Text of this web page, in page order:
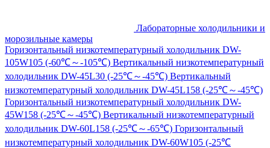
Лабораторные холодильники и
морозильные камеры
Горизонтальный низкотемпературный холодильник DW-
105W105 (-60℃～-105℃) Вертикальный низкотемпературный
холодильник DW-45L30 (-25℃～-45℃) Вертикальный
низкотемпературный холодильник DW-45L158 (-25℃～-45℃)
Горизонтальный низкотемпературный холодильник DW-
45W158 (-25℃～-45℃) Вертикальный низкотемпературный
холодильник DW-60L158 (-25℃～-65℃) Горизонтальный
низкотемпературный холодильник DW-60W105 (-25℃